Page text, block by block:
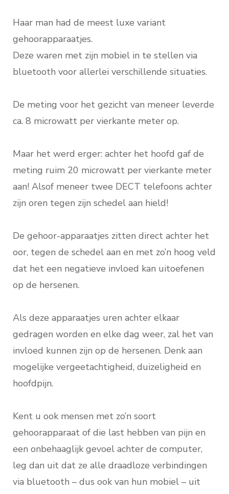
Haar man had de meest luxe variant
gehoorapparaatjes.
Deze waren met zijn mobiel in te stellen via
bluetooth voor allerlei verschillende situaties.
De meting voor het gezicht van meneer leverde
ca. 8 microwatt per vierkante meter op.
Maar het werd erger: achter het hoofd gaf de
meting ruim 20 microwatt per vierkante meter
aan! Alsof meneer twee DECT telefoons achter
zijn oren tegen zijn schedel aan hield!
De gehoor-apparaatjes zitten direct achter het
oor, tegen de schedel aan en met zo’n hoog veld
dat het een negatieve invloed kan uitoefenen
op de hersenen.
Als deze apparaatjes uren achter elkaar
gedragen worden en elke dag weer, zal het van
invloed kunnen zijn op de hersenen. Denk aan
mogelijke vergeetachtigheid, duizeligheid en
hoofdpijn.
Kent u ook mensen met zo’n soort
gehoorapparaat of die last hebben van pijn en
een onbehaaglijk gevoel achter de computer,
leg dan uit dat ze alle draadloze verbindingen
via bluetooth – dus ook van hun mobiel – uit